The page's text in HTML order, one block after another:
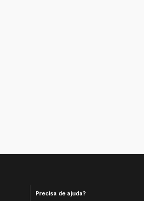
Precisa de ajuda?